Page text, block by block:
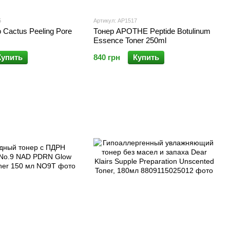
Cactus Peeling Pore
Артикул: AP1517
Тонер APOTHE Peptide Botulinum
Essence Toner 250ml
840 грн
Купить